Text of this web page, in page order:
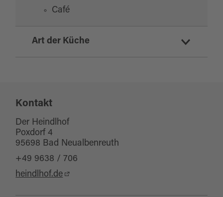
Café
Art der Küche
regionale Küche
Kontakt
Der Heindlhof
Poxdorf 4
95698 Bad Neualbenreuth
+49 9638 / 706
heindlhof.de